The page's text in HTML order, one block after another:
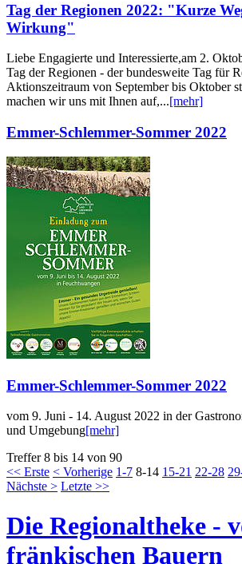
Tag der Regionen 2022: "Kurze
Wirkung"
Liebe Engagierte und Interessierte,am 2.
Tag der Regionen - der bundesweite Tag für
Aktionszeitraum von September bis Oktober
machen wir uns mit Ihnen auf,...[mehr]
Emmer-Schlemmer-Sommer 2022
Emmer-Schlemmer-Sommer 2022
vom 9. Juni - 14. August 2022 in der
und Umgebung[mehr]
Treffer 8 bis 14 von 90
<< Erste < Vorherige 1-7 8-14 15-21 22-28
Nächste > Letzte >>
Die Regionaltheke -
fränkischen Bauern